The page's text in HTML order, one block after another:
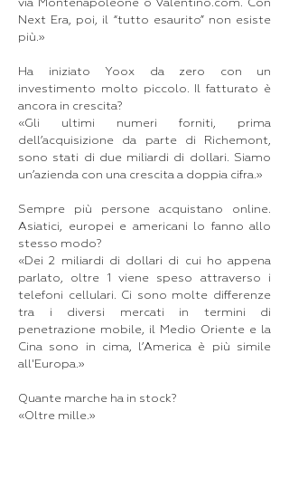
via Montenapoleone o Valentino.com. Con
Next Era, poi, il “tutto esaurito” non esiste
più.»
Ha iniziato Yoox da zero con un
investimento molto piccolo. Il fatturato è
ancora in crescita?
«Gli ultimi numeri forniti, prima
dell’acquisizione da parte di Richemont,
sono stati di due miliardi di dollari. Siamo
un’azienda con una crescita a doppia cifra.»
Sempre più persone acquistano online.
Asiatici, europei e americani lo fanno allo
stesso modo?
«Dei 2 miliardi di dollari di cui ho appena
parlato, oltre 1 viene speso attraverso i
telefoni cellulari. Ci sono molte differenze
tra i diversi mercati in termini di
penetrazione mobile, il Medio Oriente e la
Cina sono in cima, l’America è più simile
all'Europa.»
Quante marche ha in stock?
«Oltre mille.»